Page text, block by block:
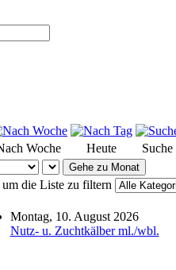
Woche Heute Suche
Gehe zu Monat
die Liste zu filtern
Montag, 10. August 2026
Nutz- u. Zuchtkälber ml./wbl.